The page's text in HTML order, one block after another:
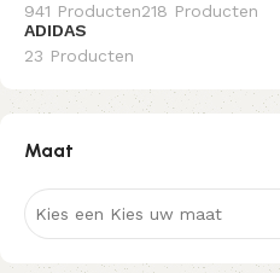
941 Producten218 Producten
ADIDAS
23 Producten
Maat
Kies een Kies uw maat